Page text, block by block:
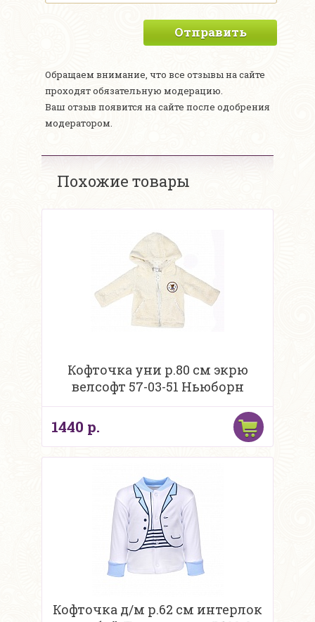
Отправить
Обращаем внимание, что все отзывы на сайте
проходят обязательную модерацию.
Ваш отзыв появится на сайте после одобрения
модератором.
Похожие товары
Кофточка уни р.80 см экрю
велсофт 57-03-51 Ньюборн
1440 р.
Кофточка д/м р.62 см интерлок